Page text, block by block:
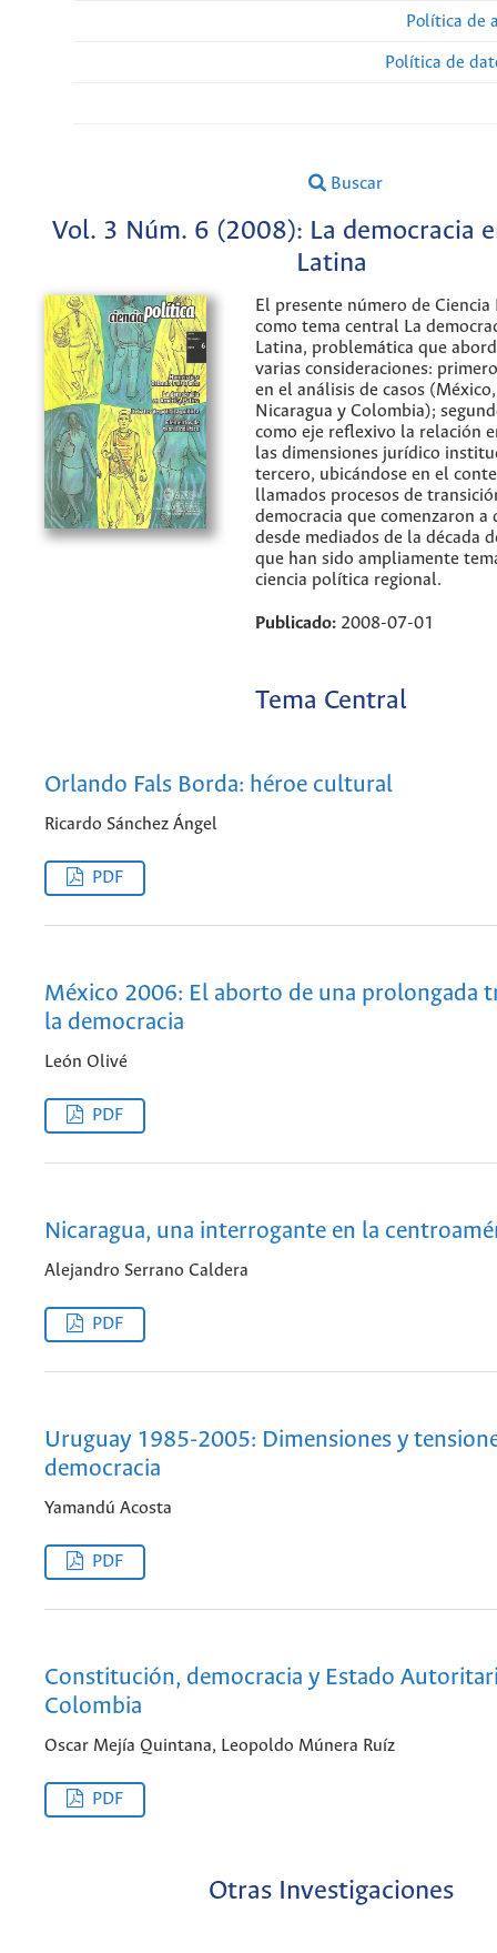
Política de
Política de
Buscar
Vol. 3 Núm. 6 (2008): La democracia
Latina
El presente número de
como tema central La
Latina, problemática que
varias consideraciones:
en el análisis de casos
Nicaragua y Colombia);
como eje reflexivo la relación
las dimensiones jurídico
tercero, ubicándose en el
llamados procesos de
democracia que comenzaron a
desde mediados de la década
que han sido ampliamente
ciencia política regional.
Publicado: 2008-07-01
Tema Central
Orlando Fals Borda: héroe cultural
Ricardo Sánchez Ángel
PDF
México 2006: El aborto de una prolongada
la democracia
León Olivé
PDF
Nicaragua, una interrogante en la
Alejandro Serrano Caldera
PDF
Uruguay 1985-2005: Dimensiones y
democracia
Yamandú Acosta
PDF
Constitución, democracia y Estado
Colombia
Oscar Mejía Quintana, Leopoldo Múnera Ruíz
PDF
Otras Investigaciones